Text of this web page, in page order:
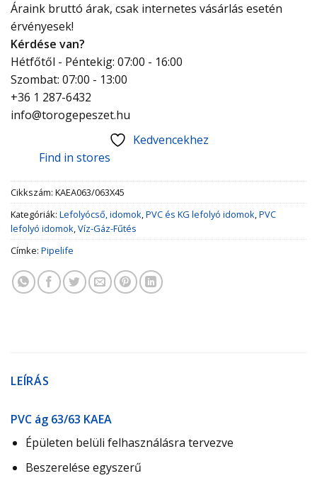
Áraink bruttó árak, csak internetes vásárlás esetén
érvényesek!
Kérdése van?
Hétfőtől - Péntekig: 07:00 - 16:00
Szombat: 07:00 - 13:00
+36 1 287-6432
info@torogepeszet.hu
Kedvencekhez
Find in stores
Cikkszám: KAEA063/063X45
Kategóriák: Lefolyócső, idomok,PVC és KG lefolyó idomok,PVC
lefolyó idomok,Víz-Gáz-Fűtés
Címke: Pipelife
LEÍRÁS
PVC ág 63/63 KAEA
Épületen belüli felhasználásra tervezve
Beszerelése egyszerű